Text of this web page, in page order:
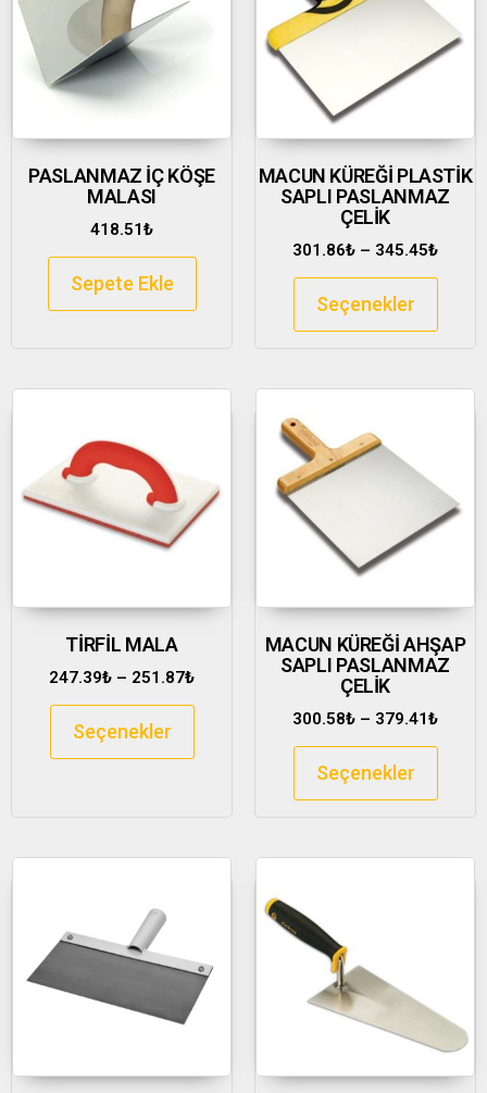
PASLANMAZ İÇ KÖŞE
MALASI
418.51₺
Sepete Ekle
MACUN KÜREĞİ PLASTİK
SAPLI PASLANMAZ
ÇELİK
301.86₺ – 345.45₺
Seçenekler
TİRFİL MALA
247.39₺ – 251.87₺
Seçenekler
MACUN KÜREĞİ AHŞAP
SAPLI PASLANMAZ
ÇELİK
300.58₺ – 379.41₺
Seçenekler